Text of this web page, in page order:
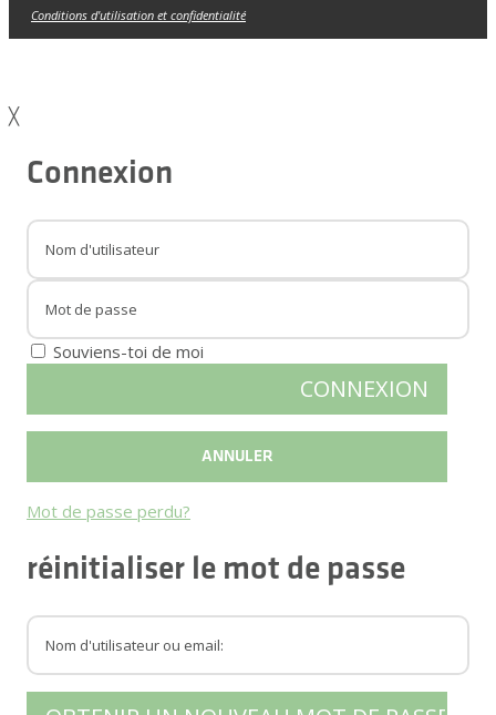
Conditions d'utilisation et confidentialité
╳
Connexion
Souviens-toi de moi
Mot de passe perdu?
réinitialiser le mot de passe